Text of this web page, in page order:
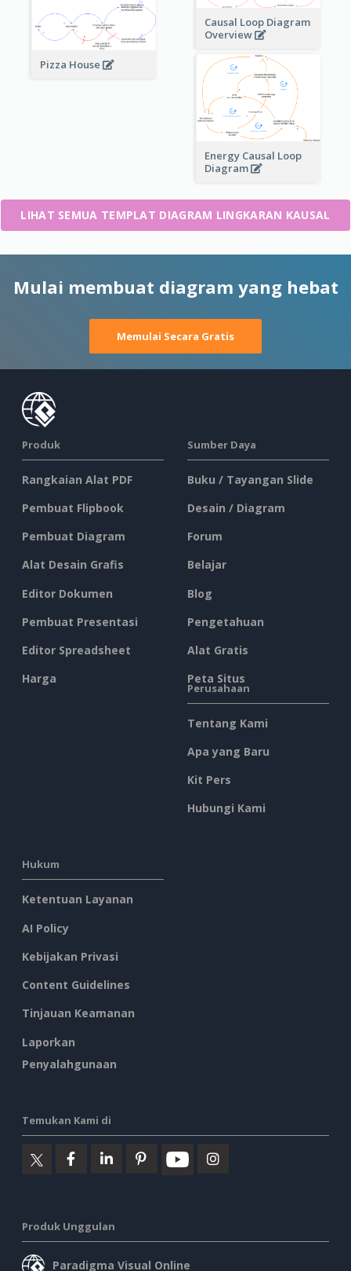
Causal Loop Diagram
Overview
Pizza House
Energy Causal Loop
Diagram
LIHAT SEMUA TEMPLAT DIAGRAM LINGKARAN KAUSAL
Mulai membuat diagram yang hebat
Memulai Secara Gratis
Produk
Rangkaian Alat PDF
Pembuat Flipbook
Pembuat Diagram
Alat Desain Grafis
Editor Dokumen
Pembuat Presentasi
Editor Spreadsheet
Harga
Sumber Daya
Buku / Tayangan Slide
Desain / Diagram
Forum
Belajar
Blog
Pengetahuan
Alat Gratis
Peta Situs
Perusahaan
Tentang Kami
Apa yang Baru
Kit Pers
Hubungi Kami
Hukum
Ketentuan Layanan
AI Policy
Kebijakan Privasi
Content Guidelines
Tinjauan Keamanan
Laporkan
Penyalahgunaan
Temukan Kami di
Produk Unggulan
Paradigma Visual Online